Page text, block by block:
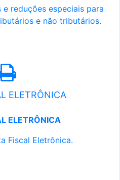
reduções especiais para
e não tributários.
ELETRÔNICA
ELETRÔNICA
Fiscal Eletrônica.